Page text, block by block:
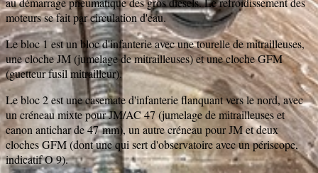
moteurs se fait par circulation d'eau.
Le bloc 1 est un bloc d'infanterie avec une tourelle de mitrailleuses,
une cloche JM (jumelage de mitrailleuses) et une cloche GFM
(guetteur fusil mitrailleur).
Le bloc 2 est une casemate d'infanterie flanquant vers le nord, avec
un créneau mixte pour JM/AC 47 (jumelage de mitrailleuses et
canon antichar de 47 mm), un autre créneau pour JM et deux
cloches GFM (dont une qui sert d'observatoire avec un périscope,
indicatif O 9).